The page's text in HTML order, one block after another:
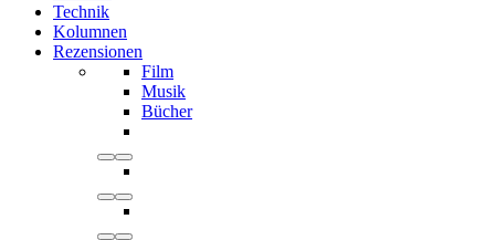
Technik
Kolumnen
Rezensionen
Film
Musik
Bücher